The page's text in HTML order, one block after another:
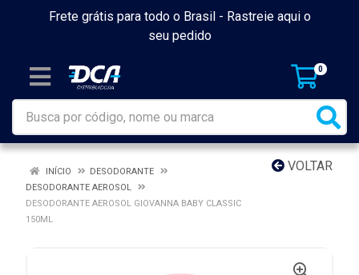
Frete grátis para todo o Brasil - Rastreie aqui o
seu pedido
0
VOLTAR
INÍCIO
DESODORANTE
DESODORANTE AEROSOL
DESODORANTE AEROSOL GIOVANNA BABY CLASSIC
150ML